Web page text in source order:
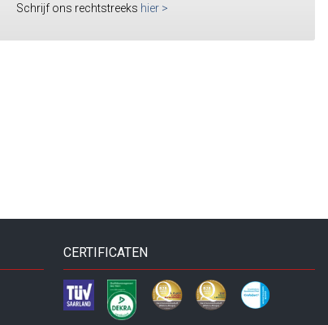
Schrijf ons rechtstreeks hier >
CERTIFICATEN